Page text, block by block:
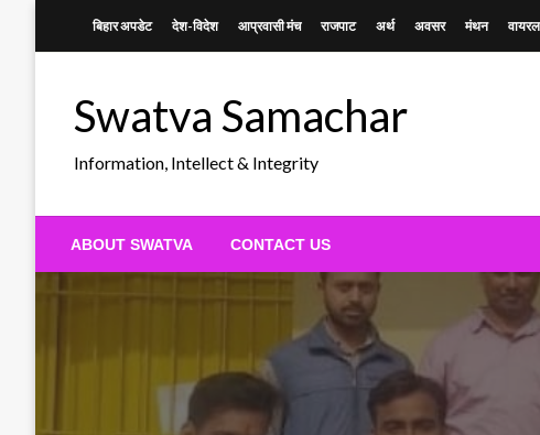
बिहार अपडेट देश-विदेश आप्रवासी मंच राजपाट अर्थ अवसर मंथन वायरल
Swatva Samachar
Information, Intellect & Integrity
ABOUT SWATVA CONTACT US